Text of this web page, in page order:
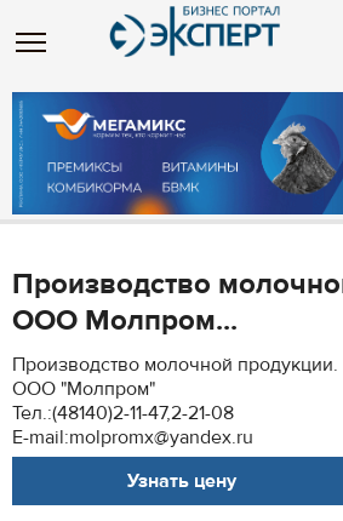
Производство
ООО Молпром...
Производство молочной продукции.
ООО "Молпром"
Тел.:(48140)2-11-47,2-21-08
E-mail:molpromx@yandex.ru
Узнать цену